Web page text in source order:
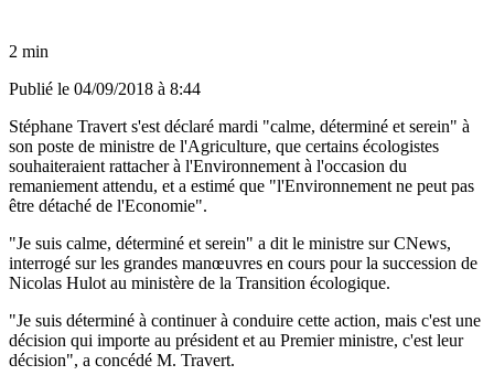
2 min
Publié le 04/09/2018 à 8:44
Stéphane Travert s'est déclaré mardi "calme, déterminé et serein" à
son poste de ministre de l'Agriculture, que certains écologistes
souhaiteraient rattacher à l'Environnement à l'occasion du
remaniement attendu, et a estimé que "l'Environnement ne peut pas
être détaché de l'Economie".
"Je suis calme, déterminé et serein" a dit le ministre sur CNews,
interrogé sur les grandes manœuvres en cours pour la succession de
Nicolas Hulot au ministère de la Transition écologique.
"Je suis déterminé à continuer à conduire cette action, mais c'est une
décision qui importe au président et au Premier ministre, c'est leur
décision", a concédé M. Travert.